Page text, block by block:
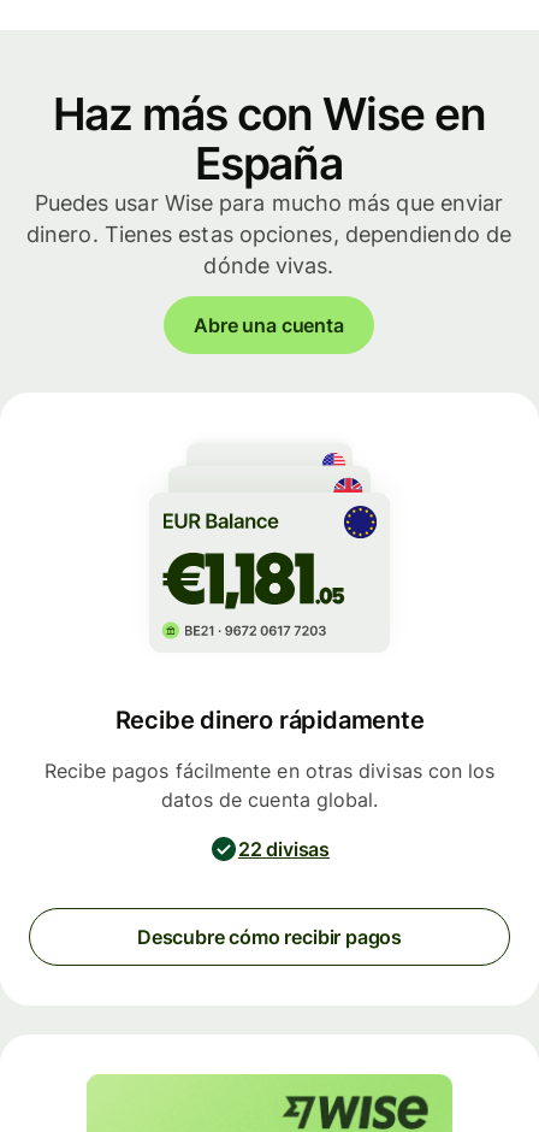
Haz más con Wise en
España
Puedes usar Wise para mucho más que enviar
dinero. Tienes estas opciones, dependiendo de
dónde vivas.
Abre una cuenta
Recibe dinero rápidamente
Recibe pagos fácilmente en otras divisas con los
datos de cuenta global.
22 divisas
Descubre cómo recibir pagos